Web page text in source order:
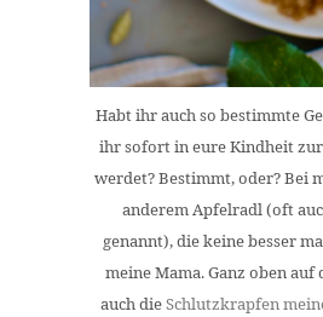
Habt ihr auch so bestimmte
ihr sofort in eure Kindheit
werdet? Bestimmt, oder? Bei
anderem Apfelradl (oft
genannt), die keine besser
meine Mama. Ganz oben auf
auch dieSchlutzkrapfen